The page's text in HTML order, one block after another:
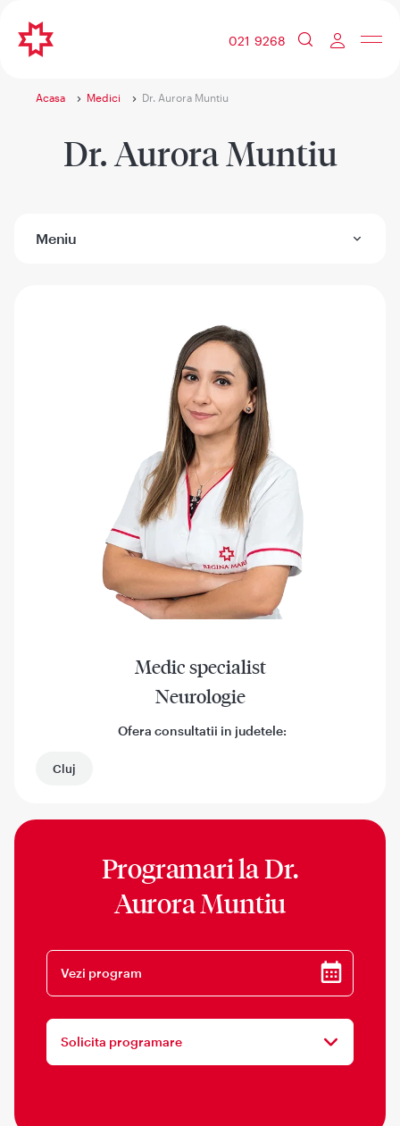
021 9268
Acasa Medici Dr. Aurora Muntiu
Dr. Aurora Muntiu
Meniu
Medic specialist
Neurologie
Ofera consultatii in judetele:
Cluj
Programari laDr.
Aurora Muntiu
Vezi program
Solicita programare